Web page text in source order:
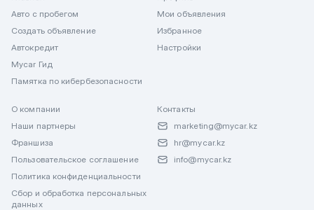
Авто с пробегом
Создать объявление
Автокредит
Mycar Гид
Памятка по кибербезопасности
Мои объявления
Избранное
Настройки
О компании
Наши партнеры
Франшиза
Пользовательское соглашение
Политика конфиденциальности
Сбор и обработка персональных
данных
Контакты
marketing@mycar.kz
hr@mycar.kz
info@mycar.kz